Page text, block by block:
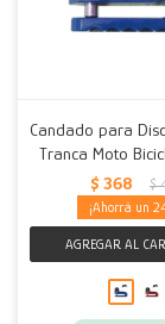
Candado para
Tranca Moto
$ 368 $